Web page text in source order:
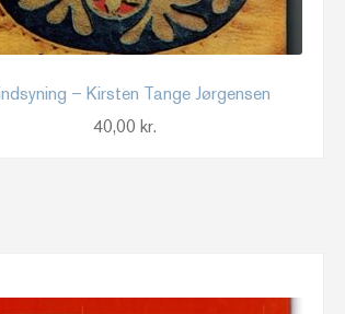
– Kirsten Tange Jørgensen
40,00 kr.